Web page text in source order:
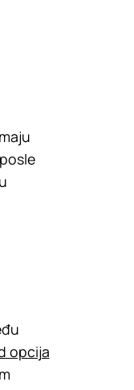
opcija